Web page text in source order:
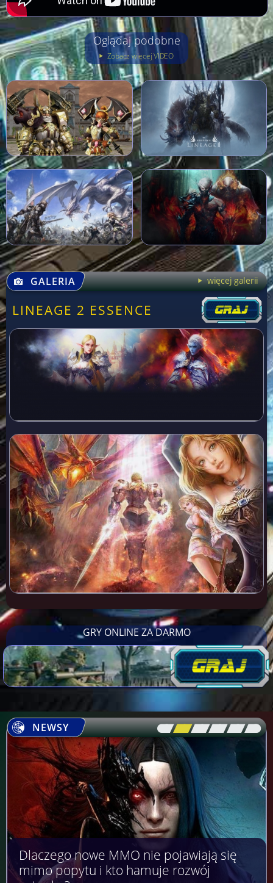
Oglądaj podobne
Zobacz więcej VIDEO
GALERIA więcej galerii
LINEAGE 2 ESSENCE
GRY ONLINE ZA DARMO
NEWSY [\ \\ \\ \\ \\ \]
Dlaczego nowe MMO nie pojawiają się
mimo popytu i kto hamuje rozwój